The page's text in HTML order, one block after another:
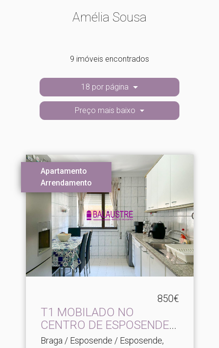
Amélia Sousa
9 imóveis encontrados
18 por página
Preço mais baixo
Apartamento
Arrendamento
850€
T1 MOBILADO NO
CENTRO DE ESPOSENDE -
BRAGA
Braga / Esposende / Esposende,